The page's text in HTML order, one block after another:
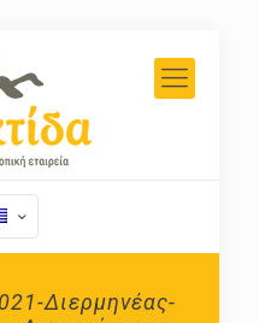
Διερμηνέας-